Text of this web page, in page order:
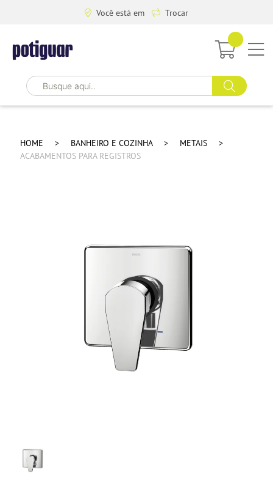
Você está em Trocar
HOME BANHEIRO E COZINHA
METAIS
ACABAMENTOS PARA REGISTROS